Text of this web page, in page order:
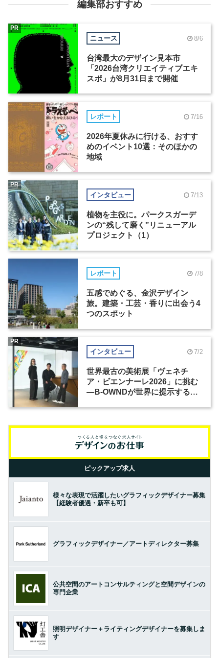
編集部おすすめ
ニュース 8/6
台湾最大のデザイン見本市
「2026台湾クリエイティブエキ
スポ」が8月31日まで開催
PR
レポート 7/16
2026年夏休みに行ける、おすす
めのイベント10選：そのほかの
地域
インタビュー 7/13
植物を主役に。パークスガーデ
ンの“残して磨く”リニューアル
プロジェクト（1）
PR
レポート 7/8
五感でめぐる、金沢デザイン
旅。建築・工芸・香りに出会う4
つのスポット
インタビュー 7/2
世界最古の美術展「ヴェネチ
ア・ビエンナーレ2026」に挑む
―B-OWNDが世界に提示する美
PR
ピックアップ求人
様々な表現で活躍したいグラフィックデザイナー募集
【経験者優遇・新卒も可】
グラフィックデザイナー／アートディレクター募集
公共空間のアートコンサルティングと空間デザインの
専門企業
照明デザイナー＋ライティングデザイナーを募集しま
す